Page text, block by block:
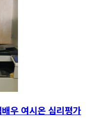
우 여시온 심리평가